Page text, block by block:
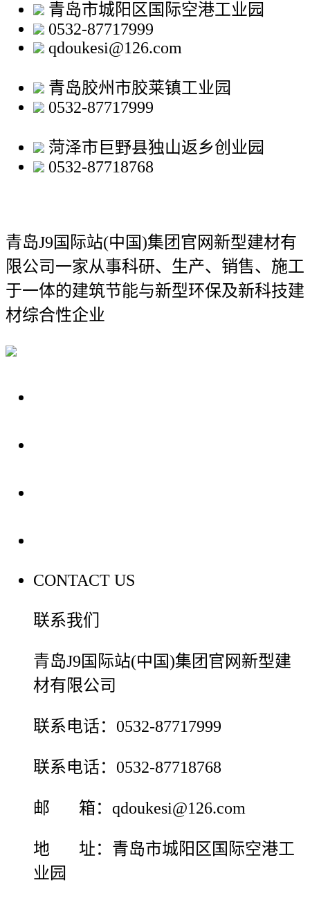
青岛市城阳区国际空港工业园
0532-87717999
qdoukesi@126.com
青岛胶州市胶莱镇工业园
0532-87717999
菏泽市巨野县独山返乡创业园
0532-87718768
青岛J9国际站(中国)集团官网新型建材有
限公司一家从事科研、生产、销售、施工
于一体的建筑节能与新型环保及新科技建
材综合性企业
CONTACT US
联系我们
青岛J9国际站(中国)集团官网新型建
材有限公司
联系电话：0532-87717999
联系电话：0532-87718768
邮 箱：qdoukesi@126.com
地 址：青岛市城阳区国际空港工
业园